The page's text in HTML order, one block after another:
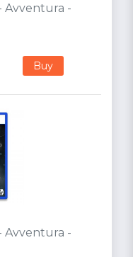
Avventura -
Buy
Avventura -